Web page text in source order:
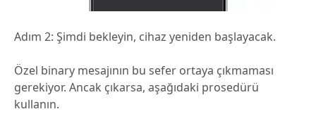
Adım 2: Şimdi bekleyin, cihaz yeniden başlayacak.
Özel binary mesajının bu sefer ortaya çıkmaması
gerekiyor. Ancak çıkarsa, aşağıdaki prosedürü
kullanın.